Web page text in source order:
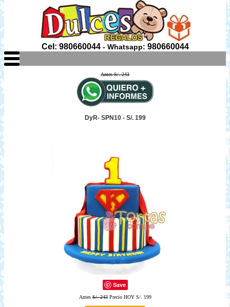
Cel: 980660044- Whatsapp: 980660044
Antes S/. 243
DyR- SPN10 - S/. 199
Save
AntesS/. 243Precio HOY S/. 199